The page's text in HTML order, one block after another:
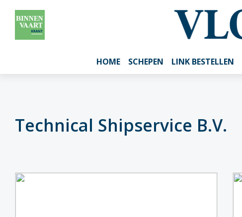
HOME SCHEPEN LINK BESTELLEN
Technical Shipservice B.V.